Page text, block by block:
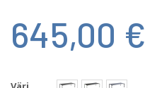
645,00 €